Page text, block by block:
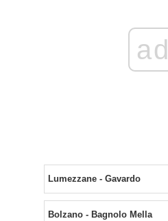
ad
Lumezzane - Gavardo
Bolzano - Bagnolo Mella